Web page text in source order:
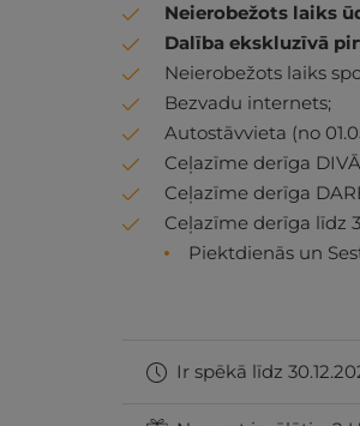
Neierobežots laiks
Dalība ekskluzīvā
Neierobežots laiks
Bezvadu internets;
Autostāvvieta (no
Ceļazīme derīga
Ceļazīme derīga
Ceļazīme derīga līdz
Piektdienās un
Ir spēkā līdz